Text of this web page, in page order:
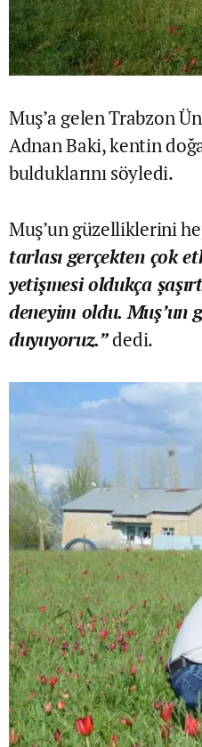
Muş’a gelen Trabzon
Adnan Baki, kentin
bulduklarını söyledi.
Muş’un güzelliklerini
tarlası gerçekten çok
yetişmesi oldukça
deneyim oldu. Muş’un
duyuyoruz.”dedi.